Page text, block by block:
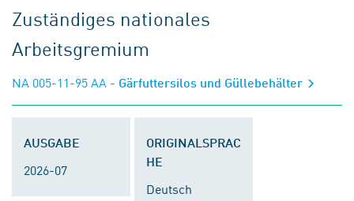
Zuständiges nationales
Arbeitsgremium
NA 005-11-95 AA - Gärfuttersilos und Güllebehälter
AUSGABE
2026-07
ORIGINALSPRAC
HE
Deutsch